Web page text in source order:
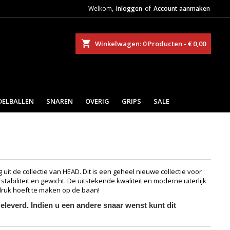
Welkom, Inloggen of Account aanmaken
Winkelwagen 0 Producten - € 0,00
SNAREN OVERIG GRIPS SALE
de collectie van HEAD. Dit is een geheel nieuwe collectie voor
en gewicht. De uitstekende kwaliteit en moderne uiterlijk
hoeft te maken op de baan!
Indien u een andere snaar wenst kunt dit